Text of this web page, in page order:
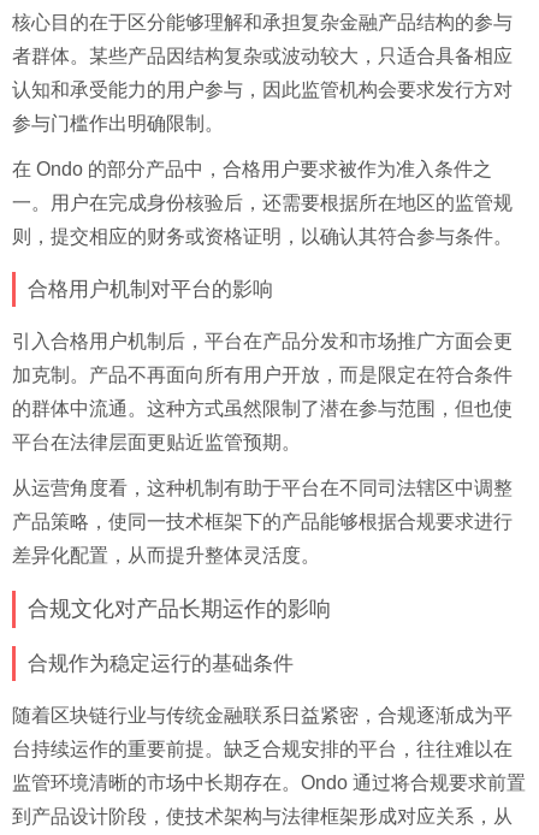
核心目的在于区分能够理解和承担复杂金融产品结构的参与
者群体。某些产品因结构复杂或波动较大，只适合具备相应
认知和承受能力的用户参与，因此监管机构会要求发行方对
参与门槛作出明确限制。
在 Ondo 的部分产品中，合格用户要求被作为准入条件之
一。用户在完成身份核验后，还需要根据所在地区的监管规
则，提交相应的财务或资格证明，以确认其符合参与条件。
合格用户机制对平台的影响
引入合格用户机制后，平台在产品分发和市场推广方面会更
加克制。产品不再面向所有用户开放，而是限定在符合条件
的群体中流通。这种方式虽然限制了潜在参与范围，但也使
平台在法律层面更贴近监管预期。
从运营角度看，这种机制有助于平台在不同司法辖区中调整
产品策略，使同一技术框架下的产品能够根据合规要求进行
差异化配置，从而提升整体灵活度。
合规文化对产品长期运作的影响
合规作为稳定运行的基础条件
随着区块链行业与传统金融联系日益紧密，合规逐渐成为平
台持续运作的重要前提。缺乏合规安排的平台，往往难以在
监管环境清晰的市场中长期存在。Ondo 通过将合规要求前置
到产品设计阶段，使技术架构与法律框架形成对应关系，从